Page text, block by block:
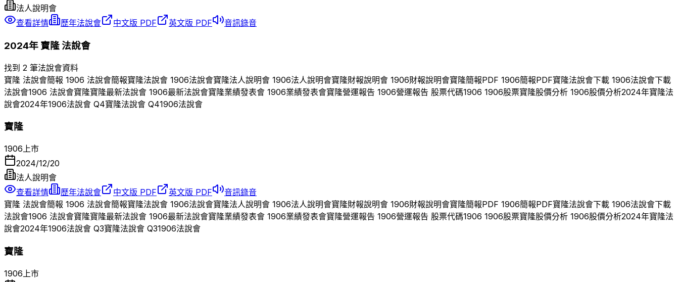
法人說明會
查看詳情
歷年法說會 中文版 PDF 英文版 PDF 音訊錄音
2024年 寶隆法說會
找到 2 筆法說會資料
寶隆 法說會簡報 1906 法說會簡報寶隆法說會 1906法說會寶隆法人說明會 1906法人說明會寶隆財報說明會 1906財報說明會寶隆簡報PDF 1906簡報PDF寶隆法說會下載 1906法說會下載
法說會1906 法說會寶隆寶隆最新法說會 1906最新法說會寶隆業績發表會 1906業績發表會寶隆營運報告 1906營運報告 股票代碼1906 1906股票寶隆股價分析 1906股價分析2024年寶隆法
說會2024年1906法說會 Q4寶隆法說會 Q41906法說會
寶隆
1906上市
2024/12/20
法人說明會
查看詳情
歷年法說會 中文版 PDF 英文版 PDF
音訊錄音
寶隆 法說會簡報 1906 法說會簡報寶隆法說會 1906法說會寶隆法人說明會 1906法人說明會寶隆財報說明會 1906財報說明會寶隆簡報PDF 1906簡報PDF寶隆法說會下載 1906法說會下載
法說會1906 法說會寶隆寶隆最新法說會 1906最新法說會寶隆業績發表會 1906業績發表會寶隆營運報告 1906營運報告 股票代碼1906 1906股票寶隆股價分析 1906股價分析2024年寶隆法
說會2024年1906法說會 Q3寶隆法說會 Q31906法說會
寶隆
1906 上市